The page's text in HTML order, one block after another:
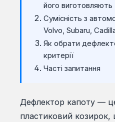
його виготовляють
Сумісність з
Volvo, Subaru,
Як обрати
критерії
Часті запитання
Дефлектор капоту —
пластиковий козирок,